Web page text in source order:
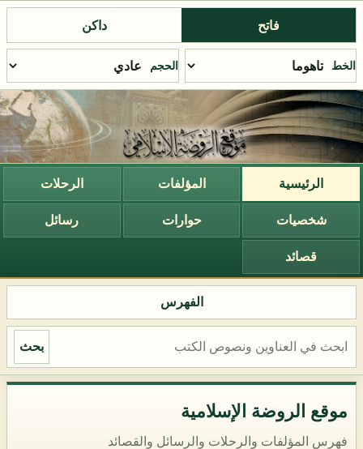
فاتح داكن
الخط الحجم
الرئيسية المؤلفات الرحلات
شخصيات حوارات رسائل
قصائد
الفهرس
بحث
موقع الروضة الإسلامية
فهرس المؤلفات والرحلات والرسائل والقصائد